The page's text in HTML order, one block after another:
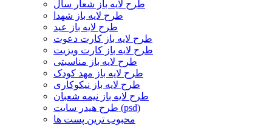
طرح لایه باز شعار سال
طرح لایه باز شهدا
طرح لایه باز عید
طرح لایه باز کارت دعوت
طرح لایه باز کارت ویزیت
طرح لایه باز مناسبتی
طرح لایه باز مهد کودک
طرح لایه باز نیکوکاری
طرح لایه باز نیمه شعبان
طرح هیدر سایت (psd)
محبوب ترین پست ها